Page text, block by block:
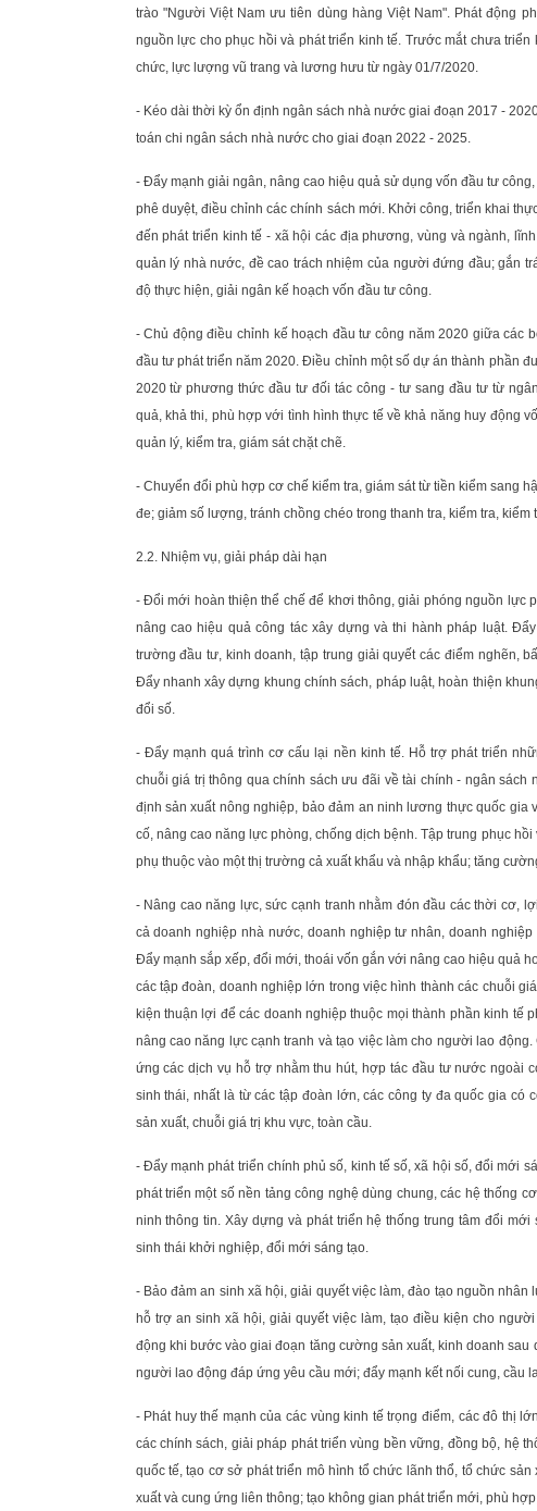
trào "Người Việt Nam ưu tiên dùng hàng Việt Nam". Phát động
nguồn lực cho phục hồi và phát triển kinh tế. Trước mắt chưa
chức, lực lượng vũ trang và lương hưu từ ngày 01/7/2020.
- Kéo dài thời kỳ ổn định ngân sách nhà nước giai đoạn 2017 -
toán chi ngân sách nhà nước cho giai đoạn 2022 - 2025.
- Đẩy mạnh giải ngân, nâng cao hiệu quả sử dụng vốn đầu tư
phê duyệt, điều chỉnh các chính sách mới. Khởi công, triển khai
đến phát triển kinh tế - xã hội các địa phương, vùng và ngành,
quản lý nhà nước, đề cao trách nhiệm của người đứng đầu; gắn
độ thực hiện, giải ngân kế hoạch vốn đầu tư công.
- Chủ động điều chỉnh kế hoạch đầu tư công năm 2020 giữa
đầu tư phát triển năm 2020. Điều chỉnh một số dự án thành phần
2020 từ phương thức đầu tư đối tác công - tư sang đầu tư từ
quả, khả thi, phù hợp với tình hình thực tế về khả năng huy động
quản lý, kiểm tra, giám sát chặt chẽ.
- Chuyển đổi phù hợp cơ chế kiểm tra, giám sát từ tiền kiểm sang
đe; giảm số lượng, tránh chồng chéo trong thanh tra, kiểm tra,
2.2. Nhiệm vụ, giải pháp dài hạn
- Đổi mới hoàn thiện thể chế để khơi thông, giải phóng nguồn lực
nâng cao hiệu quả công tác xây dựng và thi hành pháp luật.
trường đầu tư, kinh doanh, tập trung giải quyết các điểm nghẽn,
Đẩy nhanh xây dựng khung chính sách, pháp luật, hoàn thiện
đổi số.
- Đẩy mạnh quá trình cơ cấu lại nền kinh tế. Hỗ trợ phát triển
chuỗi giá trị thông qua chính sách ưu đãi về tài chính - ngân
định sản xuất nông nghiệp, bảo đảm an ninh lương thực quốc
cố, nâng cao năng lực phòng, chống dịch bệnh. Tập trung phục
phụ thuộc vào một thị trường cả xuất khẩu và nhập khẩu; tăng
- Nâng cao năng lực, sức cạnh tranh nhằm đón đầu các thời cơ,
cả doanh nghiệp nhà nước, doanh nghiệp tư nhân, doanh
Đẩy mạnh sắp xếp, đổi mới, thoái vốn gắn với nâng cao hiệu quả
các tập đoàn, doanh nghiệp lớn trong việc hình thành các chuỗi
kiện thuận lợi để các doanh nghiệp thuộc mọi thành phần kinh tế
nâng cao năng lực cạnh tranh và tạo việc làm cho người lao
ứng các dịch vụ hỗ trợ nhằm thu hút, hợp tác đầu tư nước ngoài
sinh thái, nhất là từ các tập đoàn lớn, các công ty đa quốc gia có
sản xuất, chuỗi giá trị khu vực, toàn cầu.
- Đẩy mạnh phát triển chính phủ số, kinh tế số, xã hội số, đổi mới
phát triển một số nền tảng công nghệ dùng chung, các hệ thống
ninh thông tin. Xây dựng và phát triển hệ thống trung tâm đổi
sinh thái khởi nghiệp, đổi mới sáng tạo.
- Bảo đảm an sinh xã hội, giải quyết việc làm, đào tạo nguồn
hỗ trợ an sinh xã hội, giải quyết việc làm, tạo điều kiện cho
động khi bước vào giai đoạn tăng cường sản xuất, kinh doanh
người lao động đáp ứng yêu cầu mới; đẩy mạnh kết nối cung, cầu
- Phát huy thế mạnh của các vùng kinh tế trọng điểm, các đô thị
các chính sách, giải pháp phát triển vùng bền vững, đồng bộ, hệ
quốc tế, tạo cơ sở phát triển mô hình tổ chức lãnh thổ, tổ chức
xuất và cung ứng liên thông; tạo không gian phát triển mới, phù